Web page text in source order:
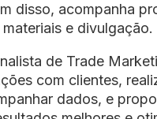
disso, acompanha
e divulgação.
de Trade
com clientes,
dados, e